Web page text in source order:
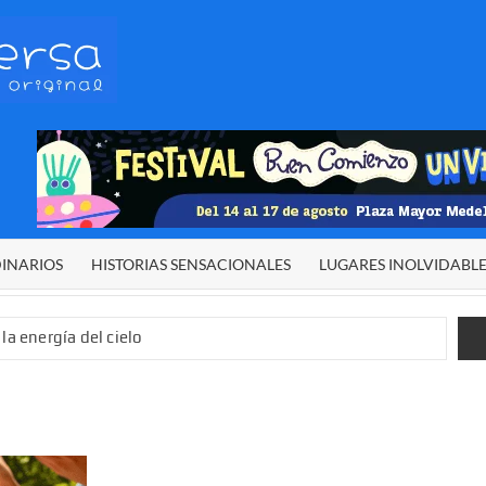
original
HISTORIAS SENSACIONALES LUGARES
energía del cielo
El Niño”
alcanzar